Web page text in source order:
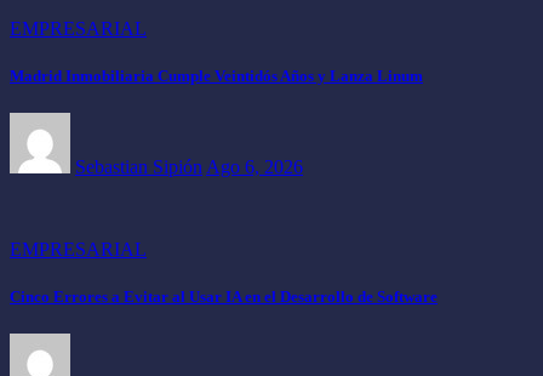
EMPRESARIAL
Madrid Inmobiliaria Cumple Veintidós Años y Lanza Linum
Sebastian Sipión Ago 6, 2026
EMPRESARIAL
Cinco Errores a Evitar al Usar IA en el Desarrollo de Software